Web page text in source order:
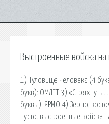
Выстроенные войска на
1) Туловище человека (4
букв): ОМЛЕТ 3) «Стряхнуть
буквы): ЯРМО 4) Зерно,
пусто. выстроенные войска